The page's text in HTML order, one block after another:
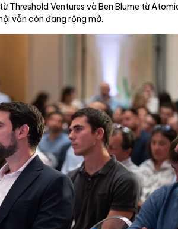
Threshold Ventures và Ben Blume từ
vẫn còn đang rộng mở.